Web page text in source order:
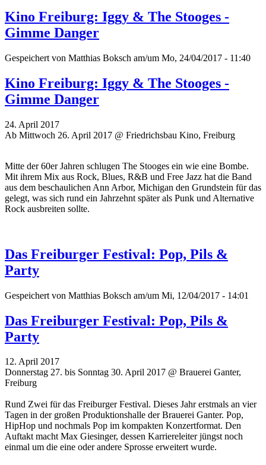
Kino Freiburg: Iggy & The Stooges -
Gimme Danger
Gespeichert von Matthias Boksch am/um Mo, 24/04/2017 - 11:40
Kino Freiburg: Iggy & The Stooges -
Gimme Danger
24. April 2017
Ab Mittwoch 26. April 2017 @ Friedrichsbau Kino, Freiburg
Mitte der 60er Jahren schlugen The Stooges ein wie eine Bombe.
Mit ihrem Mix aus Rock, Blues, R&B und Free Jazz hat die Band
aus dem beschaulichen Ann Arbor, Michigan den Grundstein für das
gelegt, was sich rund ein Jahrzehnt später als Punk und Alternative
Rock ausbreiten sollte.
Das Freiburger Festival: Pop, Pils &
Party
Gespeichert von Matthias Boksch am/um Mi, 12/04/2017 - 14:01
Das Freiburger Festival: Pop, Pils &
Party
12. April 2017
Donnerstag 27. bis Sonntag 30. April 2017 @ Brauerei Ganter,
Freiburg
Rund Zwei für das Freiburger Festival. Dieses Jahr erstmals an vier
Tagen in der großen Produktionshalle der Brauerei Ganter. Pop,
HipHop und nochmals Pop im kompakten Konzertformat. Den
Auftakt macht Max Giesinger, dessen Karriereleiter jüngst noch
einmal um die eine oder andere Sprosse erweitert wurde.